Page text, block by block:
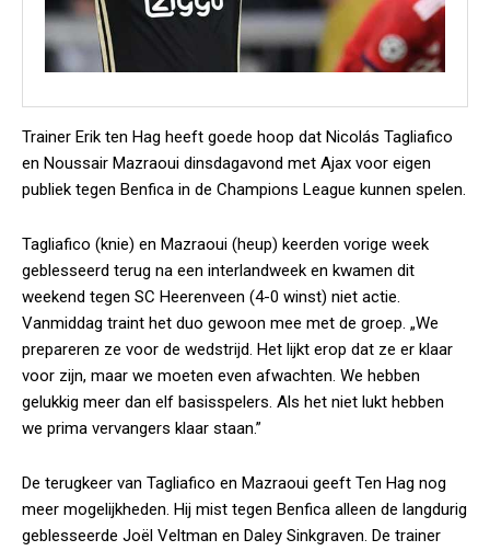
Trainer Erik ten Hag heeft goede hoop dat Nicolás Tagliafico
en Noussair Mazraoui dinsdagavond met Ajax voor eigen
publiek tegen Benfica in de Champions League kunnen spelen.
Tagliafico (knie) en Mazraoui (heup) keerden vorige week
geblesseerd terug na een interlandweek en kwamen dit
weekend tegen SC Heerenveen (4-0 winst) niet actie.
Vanmiddag traint het duo gewoon mee met de groep. „We
prepareren ze voor de wedstrijd. Het lijkt erop dat ze er klaar
voor zijn, maar we moeten even afwachten. We hebben
gelukkig meer dan elf basisspelers. Als het niet lukt hebben
we prima vervangers klaar staan.”
De terugkeer van Tagliafico en Mazraoui geeft Ten Hag nog
meer mogelijkheden. Hij mist tegen Benfica alleen de langdurig
geblesseerde Joël Veltman en Daley Sinkgraven. De trainer